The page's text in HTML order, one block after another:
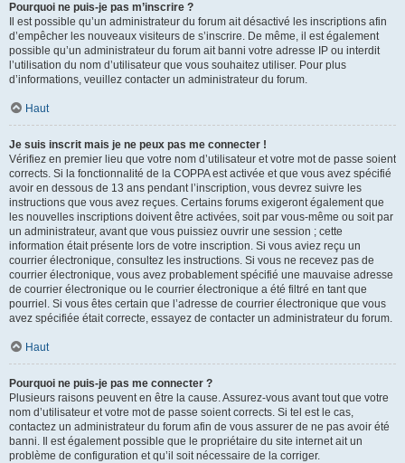
Pourquoi ne puis-je pas m’inscrire ?
Il est possible qu’un administrateur du forum ait désactivé les inscriptions afin
d’empêcher les nouveaux visiteurs de s’inscrire. De même, il est également
possible qu’un administrateur du forum ait banni votre adresse IP ou interdit
l’utilisation du nom d’utilisateur que vous souhaitez utiliser. Pour plus
d’informations, veuillez contacter un administrateur du forum.
Haut
Je suis inscrit mais je ne peux pas me connecter !
Vérifiez en premier lieu que votre nom d’utilisateur et votre mot de passe soient
corrects. Si la fonctionnalité de la COPPA est activée et que vous avez spécifié
avoir en dessous de 13 ans pendant l’inscription, vous devrez suivre les
instructions que vous avez reçues. Certains forums exigeront également que
les nouvelles inscriptions doivent être activées, soit par vous-même ou soit par
un administrateur, avant que vous puissiez ouvrir une session ; cette
information était présente lors de votre inscription. Si vous aviez reçu un
courrier électronique, consultez les instructions. Si vous ne recevez pas de
courrier électronique, vous avez probablement spécifié une mauvaise adresse
de courrier électronique ou le courrier électronique a été filtré en tant que
pourriel. Si vous êtes certain que l’adresse de courrier électronique que vous
avez spécifiée était correcte, essayez de contacter un administrateur du forum.
Haut
Pourquoi ne puis-je pas me connecter ?
Plusieurs raisons peuvent en être la cause. Assurez-vous avant tout que votre
nom d’utilisateur et votre mot de passe soient corrects. Si tel est le cas,
contactez un administrateur du forum afin de vous assurer de ne pas avoir été
banni. Il est également possible que le propriétaire du site internet ait un
problème de configuration et qu’il soit nécessaire de la corriger.